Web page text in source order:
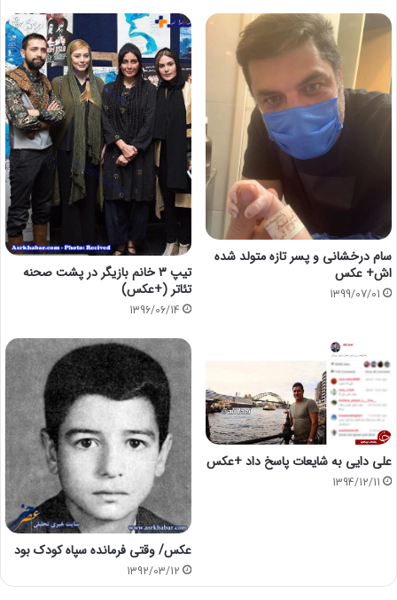
سام درخشانی و پسر تازه متولد شده
اش+ عکس
1399/07/01
تیپ 3 خانم بازیگر در پشت صحنه
تئاتر (+عکس)
1396/06/14
علی دایی به شایعات پاسخ داد +عکس
1394/12/11
عکس/ وقتی فرمانده سپاه کودک بود
1392/03/12